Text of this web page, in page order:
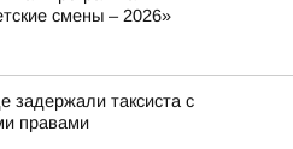
смены – 2026»
задержали таксиста с
правами